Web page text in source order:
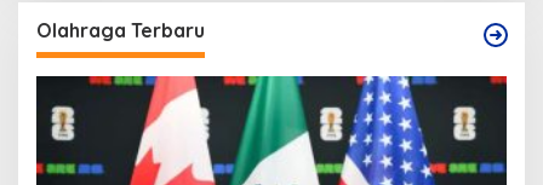
Olahraga Terbaru